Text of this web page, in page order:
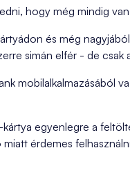
hogy még mindig
és még
simán elfér - de csak
mobilalkalmazásából
egyenlegre a
miatt érdemes